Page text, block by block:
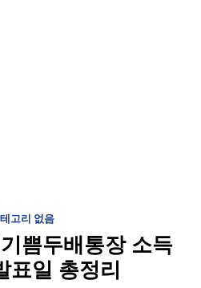
고리 없음
쁨두배통장 소득
표일 총정리